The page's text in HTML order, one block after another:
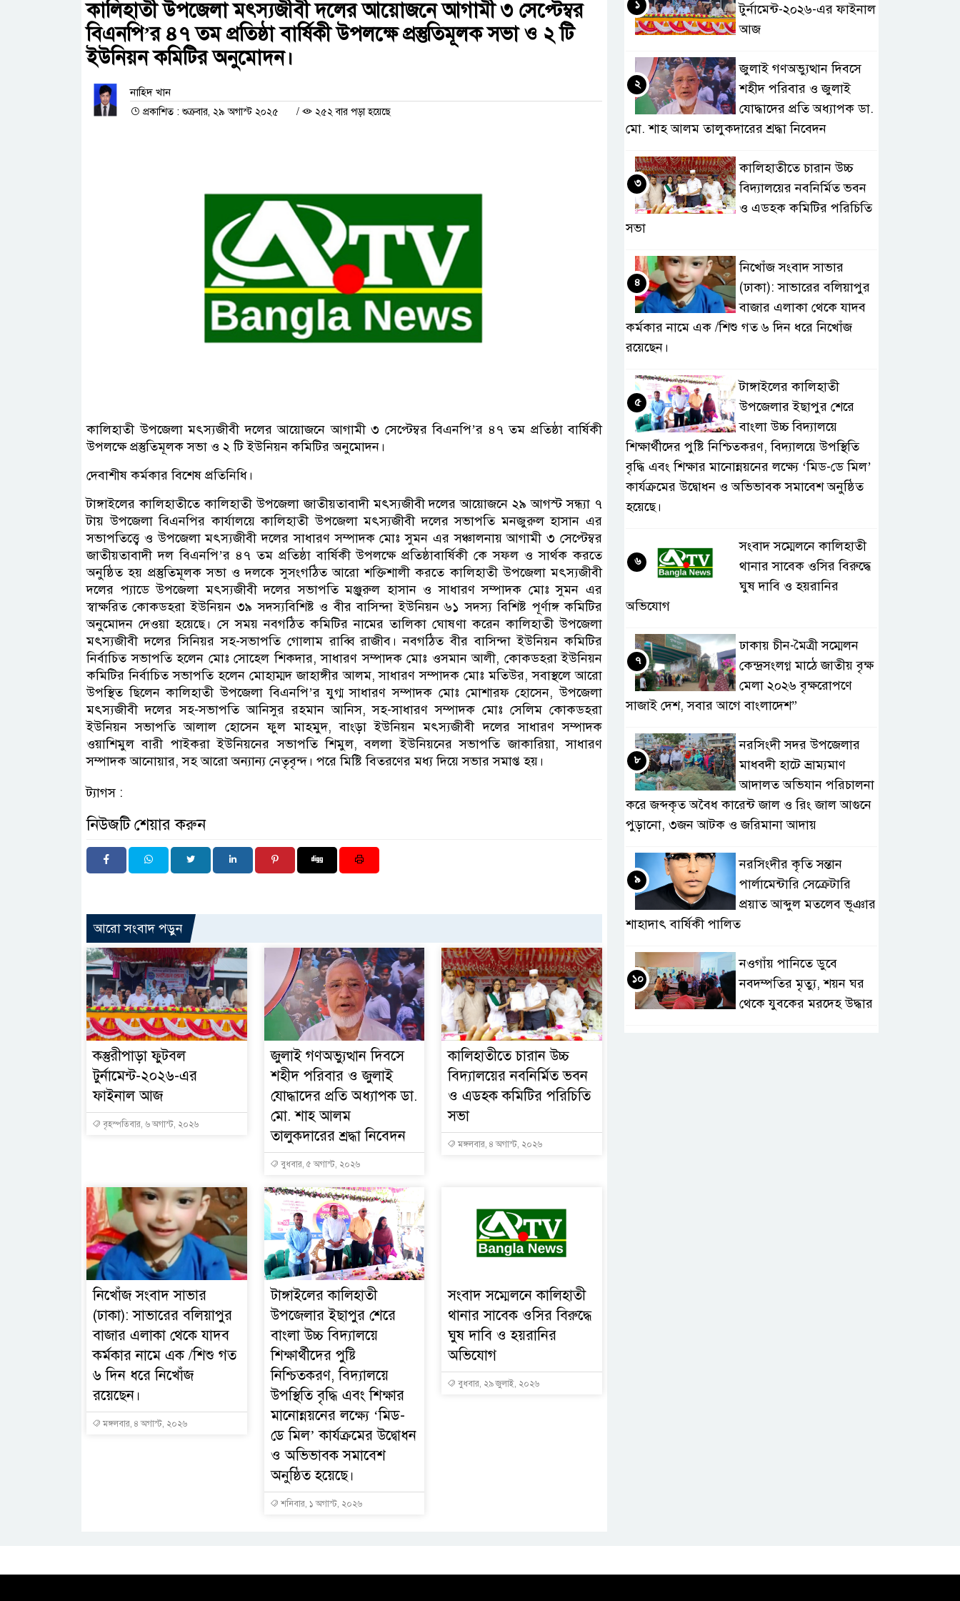
কালিহাতী উপজেলা মৎস্যজীবী দলের আয়োজনে আগামী ৩ সেপ্টেম্বর
বিএনপি’র ৪৭ তম প্রতিষ্ঠা বার্ষিকী উপলক্ষে প্রস্তুতিমূলক সভা ও ২ টি
ইউনিয়ন কমিটির অনুমোদন।
নাহিদ খান
প্রকাশিত : শুক্রবার, ২৯ অগাস্ট ২০২৫ / ২৫২ বার পড়া হয়েছে
কালিহাতী উপজেলা মৎস্যজীবী দলের আয়োজনে আগামী ৩ সেপ্টেম্বর বিএনপি’র ৪৭ তম প্রতিষ্ঠা বার্ষিকী
উপলক্ষে প্রস্তুতিমূলক সভা ও ২ টি ইউনিয়ন কমিটির অনুমোদন।
দেবাশীষ কর্মকার বিশেষ প্রতিনিধি।
টাঙ্গাইলের কালিহাতীতে কালিহাতী উপজেলা জাতীয়তাবাদী মৎস্যজীবী দলের আয়োজনে ২৯ আগস্ট সন্ধ্যা ৭
টায় উপজেলা বিএনপির কার্যালয়ে কালিহাতী উপজেলা মৎস্যজীবী দলের সভাপতি মনজুরুল হাসান এর
সভাপতিত্ত্বে ও উপজেলা মৎস্যজীবী দলের সাধারণ সম্পাদক মোঃ সুমন এর সঞ্চালনায় আগামী ৩ সেপ্টেম্বর
জাতীয়তাবাদী দল বিএনপি’র ৪৭ তম প্রতিষ্ঠা বার্ষিকী উপলক্ষে প্রতিষ্ঠাবার্ষিকী কে সফল ও সার্থক করতে
অনুষ্ঠিত হয় প্রস্তুতিমূলক সভা ও দলকে সুসংগঠিত আরো শক্তিশালী করতে কালিহাতী উপজেলা মৎস্যজীবী
দলের প্যাডে উপজেলা মৎস্যজীবী দলের সভাপতি মঞ্জুরুল হাসান ও সাধারণ সম্পাদক মোঃ সুমন এর
স্বাক্ষরিত কোকডহরা ইউনিয়ন ৩৯ সদস্যবিশিষ্ট ও বীর বাসিন্দা ইউনিয়ন ৬১ সদস্য বিশিষ্ট পূর্ণাঙ্গ কমিটির
অনুমোদন দেওয়া হয়েছে। সে সময় নবগঠিত কমিটির নামের তালিকা ঘোষণা করেন কালিহাতী উপজেলা
মৎস্যজীবী দলের সিনিয়র সহ-সভাপতি গোলাম রাব্বি রাজীব। নবগঠিত বীর বাসিন্দা ইউনিয়ন কমিটির
নির্বাচিত সভাপতি হলেন মোঃ সোহেল শিকদার, সাধারণ সম্পাদক মোঃ ওসমান আলী, কোকডহরা ইউনিয়ন
কমিটির নির্বাচিত সভাপতি হলেন মোহাম্মদ জাহাঙ্গীর আলম, সাধারণ সম্পাদক মোঃ মতিউর, সবাস্থলে আরো
উপস্থিত ছিলেন কালিহাতী উপজেলা বিএনপি’র যুগ্ম সাধারণ সম্পাদক মোঃ মোশারফ হোসেন, উপজেলা
মৎস্যজীবী দলের সহ-সভাপতি আনিসুর রহমান আনিস, সহ-সাধারণ সম্পাদক মোঃ সেলিম কোকডহরা
ইউনিয়ন সভাপতি আলাল হোসেন ফুল মাহমুদ, বাংড়া ইউনিয়ন মৎস্যজীবী দলের সাধারণ সম্পাদক
ওয়াশিমুল বারী পাইকরা ইউনিয়নের সভাপতি শিমুল, বললা ইউনিয়নের সভাপতি জাকারিয়া, সাধারণ
সম্পাদক আনোয়ার, সহ আরো অন্যান্য নেতৃবৃন্দ। পরে মিষ্টি বিতরণের মধ্য দিয়ে সভার সমাপ্ত হয়।
ট্যাগস :
নিউজটি শেয়ার করুন
আরো সংবাদ পড়ুন
কস্তুরীপাড়া ফুটবল
টুর্নামেন্ট-২০২৬-এর
ফাইনাল আজ
বৃহস্পতিবার, ৬ অগাস্ট, ২০২৬
জুলাই গণঅভ্যুত্থান দিবসে
শহীদ পরিবার ও জুলাই
যোদ্ধাদের প্রতি অধ্যাপক ডা.
মো. শাহ আলম
তালুকদারের শ্রদ্ধা নিবেদন
বুধবার, ৫ অগাস্ট, ২০২৬
কালিহাতীতে চারান উচ্চ
বিদ্যালয়ের নবনির্মিত ভবন
ও এডহক কমিটির পরিচিতি
সভা
মঙ্গলবার, ৪ অগাস্ট, ২০২৬
নিখোঁজ সংবাদ সাভার
(ঢাকা): সাভারের বলিয়াপুর
বাজার এলাকা থেকে যাদব
কর্মকার নামে এক /শিশু গত
৬ দিন ধরে নিখোঁজ
রয়েছেন।
মঙ্গলবার, ৪ অগাস্ট, ২০২৬
টাঙ্গাইলের কালিহাতী
উপজেলার ইছাপুর শেরে
বাংলা উচ্চ বিদ্যালয়ে
শিক্ষার্থীদের পুষ্টি
নিশ্চিতকরণ, বিদ্যালয়ে
উপস্থিতি বৃদ্ধি এবং শিক্ষার
মানোন্নয়নের লক্ষ্যে ‘মিড-
ডে মিল’ কার্যক্রমের উদ্বোধন
ও অভিভাবক সমাবেশ
অনুষ্ঠিত হয়েছে।
শনিবার, ১ অগাস্ট, ২০২৬
সংবাদ সম্মেলনে কালিহাতী
থানার সাবেক ওসির বিরুদ্ধে
ঘুষ দাবি ও হয়রানির
অভিযোগ
বুধবার, ২৯ জুলাই, ২০২৬
টুর্নামেন্ট-২০২৬-এর ফাইনাল
আজ
১
জুলাই গণঅভ্যুত্থান দিবসে
শহীদ পরিবার ও জুলাই
যোদ্ধাদের প্রতি অধ্যাপক ডা.
মো. শাহ আলম তালুকদারের শ্রদ্ধা নিবেদন
২
কালিহাতীতে চারান উচ্চ
বিদ্যালয়ের নবনির্মিত ভবন
ও এডহক কমিটির পরিচিতি
সভা
৩
নিখোঁজ সংবাদ সাভার
(ঢাকা): সাভারের বলিয়াপুর
বাজার এলাকা থেকে যাদব
কর্মকার নামে এক /শিশু গত ৬ দিন ধরে নিখোঁজ
রয়েছেন।
৪
টাঙ্গাইলের কালিহাতী
উপজেলার ইছাপুর শেরে
বাংলা উচ্চ বিদ্যালয়ে
শিক্ষার্থীদের পুষ্টি নিশ্চিতকরণ, বিদ্যালয়ে উপস্থিতি
বৃদ্ধি এবং শিক্ষার মানোন্নয়নের লক্ষ্যে ‘মিড-ডে মিল’
কার্যক্রমের উদ্বোধন ও অভিভাবক সমাবেশ অনুষ্ঠিত
হয়েছে।
৫
সংবাদ সম্মেলনে কালিহাতী
থানার সাবেক ওসির বিরুদ্ধে
ঘুষ দাবি ও হয়রানির
অভিযোগ
৬
ঢাকায় চীন-মৈত্রী সম্মেলন
কেন্দ্রসংলগ্ন মাঠে জাতীয় বৃক্ষ
মেলা ২০২৬ বৃক্ষরোপণে
সাজাই দেশ, সবার আগে বাংলাদেশ”
৭
নরসিংদী সদর উপজেলার
মাধবদী হাটে ভ্রাম্যমাণ
আদালত অভিযান পরিচালনা
করে জব্দকৃত অবৈধ কারেন্ট জাল ও রিং জাল আগুনে
পুড়ানো, ৩জন আটক ও জরিমানা আদায়
৮
নরসিংদীর কৃতি সন্তান
পার্লামেন্টারি সেক্রেটারি
প্রয়াত আব্দুল মতলেব ভূঞার
শাহাদাৎ বার্ষিকী পালিত
৯
নওগাঁয় পানিতে ডুবে
নবদম্পতির মৃত্যু, শয়ন ঘর
থেকে যুবকের মরদেহ উদ্ধার
১০